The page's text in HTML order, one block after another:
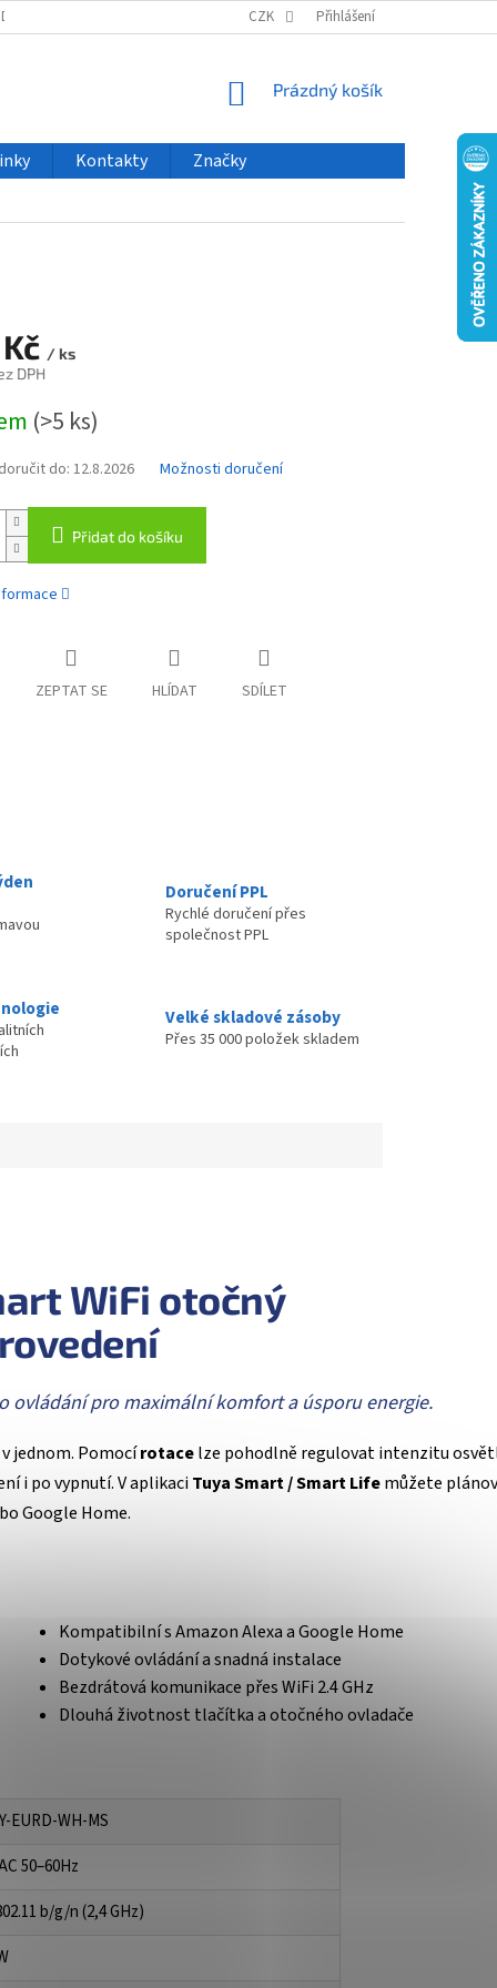
VELKOOBCHOD ČASTO KLADENÉ DOTAZY
CZK Přihlášení
NÁKUPNÍ
Prázdný košík
Kontakty Značky
/ ks
DPH
(>5 ks)
do: 12.8.2026 Možnosti doručení
Přidat do košíku
ZEPTAT SE HLÍDAT SDÍLET
Doručení PPL
Rychlé doručení přes
společnost PPL
Velké skladové zásoby
Přes 35 000 položek skladem
WiFi otočný
ovládání pro maximální komfort a úsporu energie.
jednom. Pomocírotacelze pohodlně regulovat intenzitu
i po vypnutí. V aplikaciTuya Smart / Smart Lifemůžete
Google Home.
Kompatibilní s Amazon Alexa a Google Home
Dotykové ovládání a snadná instalace
Bezdrátová komunikace přes WiFi 2.4 GHz
Dlouhá životnost tlačítka a otočného ovladače
EURD-WH-MS
50–60Hz
b/g/n (2,4 GHz)